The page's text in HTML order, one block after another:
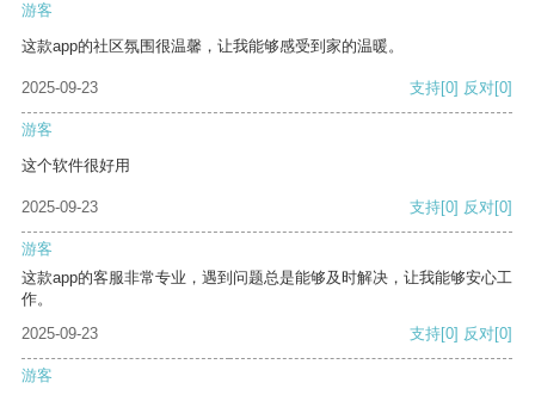
游客
这款app的社区氛围很温馨，让我能够感受到家的温暖。
2025-09-23 支持[0] 反对[0]
游客
这个软件很好用
2025-09-23 支持[0] 反对[0]
游客
这款app的客服非常专业，遇到问题总是能够及时解决，让我能够安心工
作。
2025-09-23
支持[0] 反对[0]
游客